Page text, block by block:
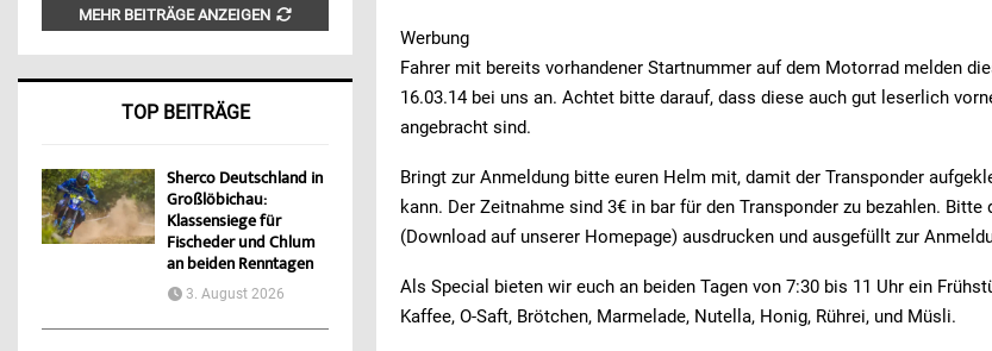
Werbung
Fahrer mit bereits vorhandener Startnummer auf dem Motorrad melden
16.03.14 bei uns an. Achtet bitte darauf, dass diese auch gut leserlich
angebracht sind.
Bringt zur Anmeldung bitte euren Helm mit, damit der Transponder
kann. Der Zeitnahme sind 3€ in bar für den Transponder zu bezahlen.
(Download auf unserer Homepage) ausdrucken und ausgefüllt zur
Als Special bieten wir euch an beiden Tagen von 7:30 bis 11 Uhr ein
Kaffee, O-Saft, Brötchen, Marmelade, Nutella, Honig, Rührei, und Müsli.
MEHR BEITRÄGE ANZEIGEN
TOP BEITRÄGE
Sherco Deutschland in
Großlöbichau:
Klassensiege für
Fischeder und Chlum
an beiden Renntagen
3. August 2026